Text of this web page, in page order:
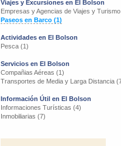
Viajes y Excursiones en El Bolson
Empresas y Agencias de Viajes y
Paseos en Barco (1)
Actividades en El Bolson
Pesca (1)
Servicios en El Bolson
Compañias Aéreas (1)
Transportes de Media y Larga Distancia
Información Útil en El Bolson
Informaciones Turísticas (4)
Inmobiliarias (7)